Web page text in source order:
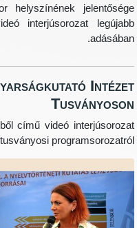
helyszínének
videó interjúsorozat
kézből című videó
be a tusványosi